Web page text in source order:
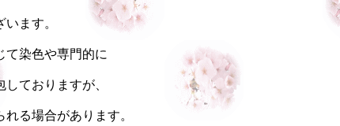
ます。
て染色や専門的に
ておりますが、
る場合があります。